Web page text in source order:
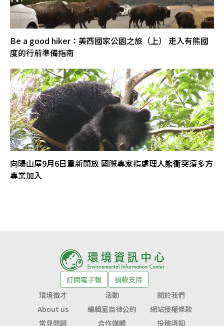
Be a good hiker：美西國家公園之旅（上） 走入有熊國
度的行前準備指南
向陽山屋9月6日重新開放 國際專家指處理人熊衝突須多方
專業加入
訂閱電子報
捐款支持
環境徵才
活動
關於我們
About us
編輯室自律公約
網站授權條款
常見問題
合作媒體 投稿須知